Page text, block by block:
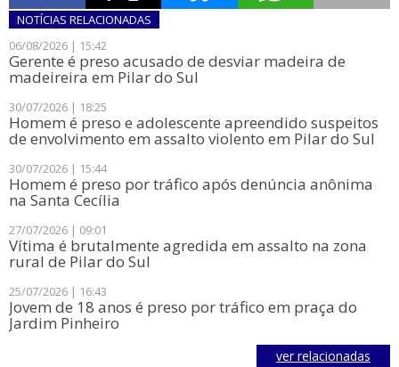
NOTÍCIAS RELACIONADAS
06/08/2026 | 15:42
​Gerente é preso acusado de desviar madeira de
madeireira em Pilar do Sul
30/07/2026 | 18:25
Homem é preso e adolescente apreendido suspeitos
de envolvimento em assalto violento em Pilar do Sul
30/07/2026 | 15:44
​Homem é preso por tráfico após denúncia anônima
na Santa Cecília
27/07/2026 | 09:01
Vítima é brutalmente agredida em assalto na zona
rural de Pilar do Sul
25/07/2026 | 16:43
Jovem de 18 anos é preso por tráfico em praça do
Jardim Pinheiro
ver relacionadas